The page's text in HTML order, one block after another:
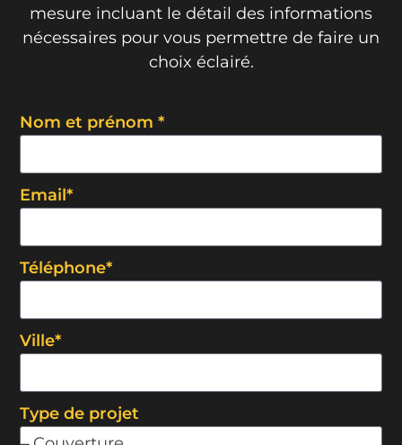
mesure incluant le détail des informations
nécessaires pour vous permettre de faire un
choix éclairé.
Nom et prénom *
Email*
Téléphone*
Ville*
Type de projet